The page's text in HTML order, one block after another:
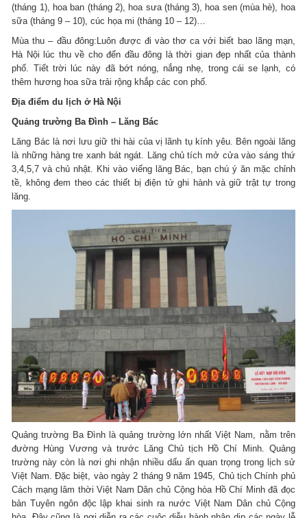
(tháng 1), hoa ban (tháng 2), hoa sưa (tháng 3), hoa sen (mùa hè), hoa
sữa (tháng 9 – 10), cúc họa mi (tháng 10 – 12)…
Mùa thu – đầu đông:Luôn được đi vào thơ ca với biết bao lãng mạn,
Hà Nội lúc thu về cho đến đầu đông là thời gian đẹp nhất của thành
phố. Tiết trời lúc này đã bớt nóng, nắng nhẹ, trong cái se lạnh, có
thêm hương hoa sữa trải rộng khắp các con phố.
Địa điểm du lịch ở Hà Nội
Quảng trường Ba Đình – Lăng Bác
Lăng Bác là nơi lưu giữ thi hài của vị lãnh tụ kính yêu. Bên ngoài lăng
là những hàng tre xanh bát ngát. Lăng chủ tích mở cửa vào sáng thứ
3,4,5,7 và chủ nhật. Khi vào viếng lăng Bác, bạn chú ý ăn mặc chỉnh
tề, không đem theo các thiết bị điện tử ghi hành và giữ trật tự trong
lăng.
Quảng trường Ba Đình là quảng trường lớn nhất Việt Nam, nằm trên
đường Hùng Vương và trước Lăng Chủ tịch Hồ Chí Minh. Quảng
trường này còn là nơi ghi nhận nhiều dấu ấn quan trọng trong lịch sử
Việt Nam. Đặc biệt, vào ngày 2 tháng 9 năm 1945, Chủ tịch Chính phủ
Cách mạng lâm thời Việt Nam Dân chủ Cộng hòa Hồ Chí Minh đã đọc
bản Tuyên ngôn độc lập khai sinh ra nước Việt Nam Dân chủ Cộng